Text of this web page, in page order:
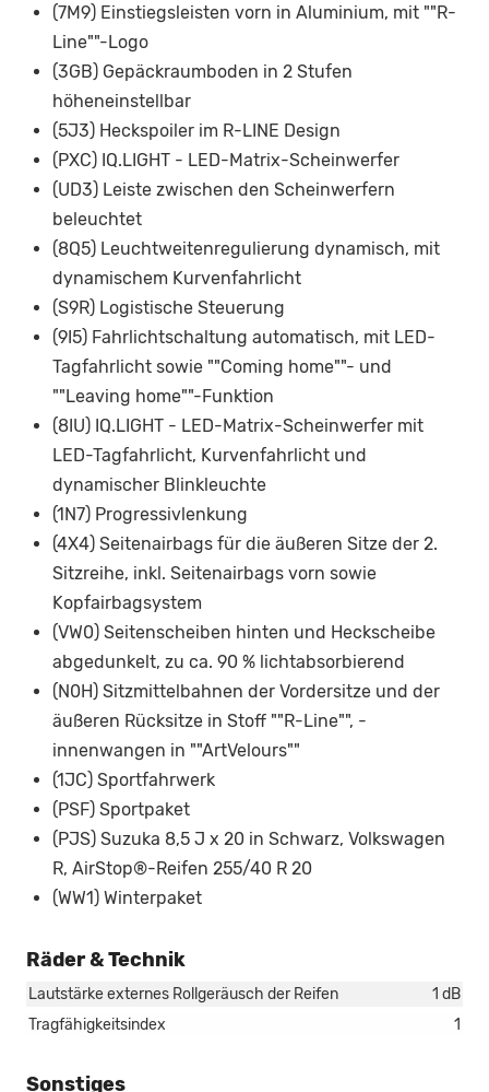
(7M9) Einstiegsleisten vorn in Aluminium, mit ""R-
Line""-Logo
(3GB) Gepäckraumboden in 2 Stufen
höheneinstellbar
(5J3) Heckspoiler im R-LINE Design
(PXC) IQ.LIGHT - LED-Matrix-Scheinwerfer
(UD3) Leiste zwischen den Scheinwerfern
beleuchtet
(8Q5) Leuchtweitenregulierung dynamisch, mit
dynamischem Kurvenfahrlicht
(S9R) Logistische Steuerung
(9I5) Fahrlichtschaltung automatisch, mit LED-
Tagfahrlicht sowie ""Coming home""- und
""Leaving home""-Funktion
(8IU) IQ.LIGHT - LED-Matrix-Scheinwerfer mit
LED-Tagfahrlicht, Kurvenfahrlicht und
dynamischer Blinkleuchte
(1N7) Progressivlenkung
(4X4) Seitenairbags für die äußeren Sitze der 2.
Sitzreihe, inkl. Seitenairbags vorn sowie
Kopfairbagsystem
(VW0) Seitenscheiben hinten und Heckscheibe
abgedunkelt, zu ca. 90 % lichtabsorbierend
(N0H) Sitzmittelbahnen der Vordersitze und der
äußeren Rücksitze in Stoff ""R-Line"", -
innenwangen in ""ArtVelours""
(1JC) Sportfahrwerk
(PSF) Sportpaket
(PJS) Suzuka 8,5 J x 20 in Schwarz, Volkswagen
R, AirStop®-Reifen 255/40 R 20
(WW1) Winterpaket
Räder & Technik
Lautstärke externes Rollgeräusch der Reifen
1 dB
Tragfähigkeitsindex
1
Sonstiges